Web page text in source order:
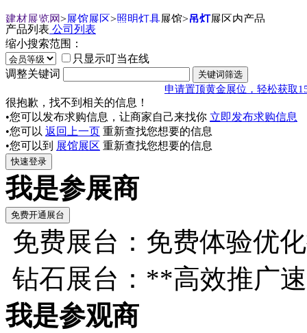
建材展览网>展馆展区>照明灯具展馆>吊灯展区内产品
产品列表 公司列表
缩小搜索范围：
只显示叮当在线
调整关键词
申请置顶黄金展位，轻松获取
很抱歉，找不到相关的信息！
•您可以发布求购信息，让商家自己来找你 立即发布求购信息
•您可以 返回上一页 重新查找您想要的信息
•您可以到 展馆展区 重新查找您想要的信息
我是参展商
免费展台：免费体验优
钻石展台：**高效推广
我是参观商